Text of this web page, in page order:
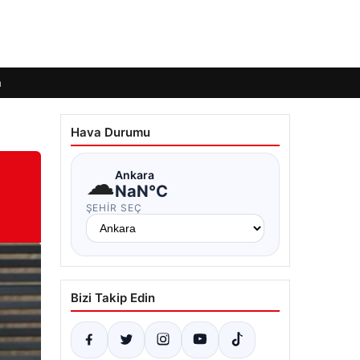
Hava Durumu
☁Ankara
NaN°C
ŞEHIR SEÇ
Bizi Takip Edin